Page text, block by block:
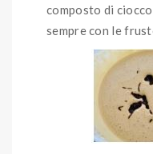
composto di
sempre con le